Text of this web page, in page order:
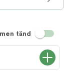
tänd